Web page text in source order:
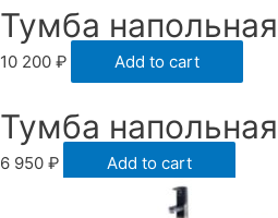
Тумба
10 200 ₽ Add to cart
Тумба
6 950 ₽ Add to cart